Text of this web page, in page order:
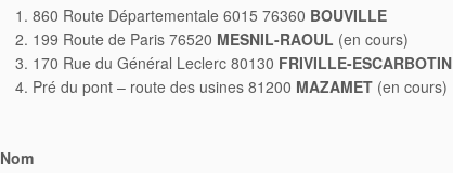
860 Route Départementale 6015 76360 BOUVILLE
199 Route de Paris 76520 MESNIL-RAOUL (en cours)
170 Rue du Général Leclerc 80130 FRIVILLE-ESCARBOTIN
Pré du pont – route des usines 81200 MAZAMET (en cours)
Nom